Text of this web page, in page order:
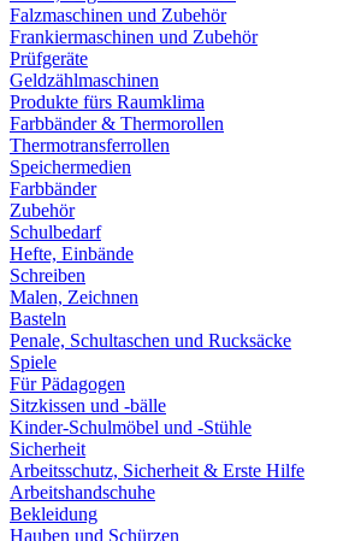
Falzmaschinen und Zubehör
Frankiermaschinen und Zubehör
Prüfgeräte
Geldzählmaschinen
Produkte fürs Raumklima
Farbbänder & Thermorollen
Thermotransferrollen
Speichermedien
Farbbänder
Zubehör
Schulbedarf
Hefte, Einbände
Schreiben
Malen, Zeichnen
Basteln
Penale, Schultaschen und Rucksäcke
Spiele
Für Pädagogen
Sitzkissen und -bälle
Kinder-Schulmöbel und -Stühle
Sicherheit
Arbeitsschutz, Sicherheit & Erste Hilfe
Arbeitshandschuhe
Bekleidung
Hauben und Schürzen